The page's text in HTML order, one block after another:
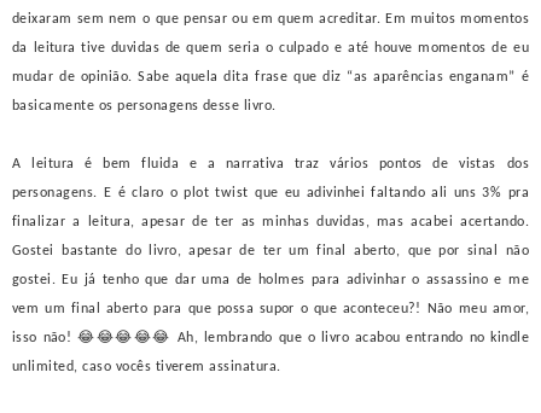
deixaram sem nem o que pensar ou em quem acreditar. Em muitos momentos
da leitura tive duvidas de quem seria o culpado e até houve momentos de eu
mudar de opinião. Sabe aquela dita frase que diz “as aparências enganam” é
basicamente os personagens desse livro.
A leitura é bem fluida e a narrativa traz vários pontos de vistas dos
personagens. E é claro o plot twist que eu adivinhei faltando ali uns 3% pra
finalizar a leitura, apesar de ter as minhas duvidas, mas acabei acertando.
Gostei bastante do livro, apesar de ter um final aberto, que por sinal não
gostei. Eu já tenho que dar uma de holmes para adivinhar o assassino e me
vem um final aberto para que possa supor o que aconteceu?! Não meu amor,
isso não! 😂😂😂😂😂 Ah, lembrando que o livro acabou entrando no kindle
unlimited, caso vocês tiverem assinatura.